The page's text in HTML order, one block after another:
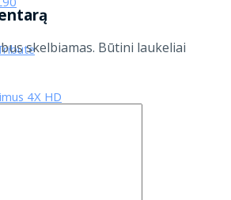
4X HD
skelbiamas. Būtini laukeliai